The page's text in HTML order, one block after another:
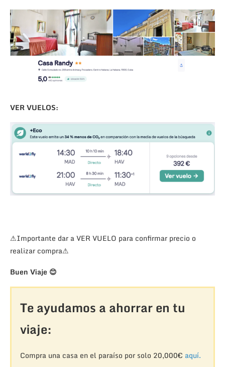
VER VUELOS:
⚠Importante dar a VER VUELO para confirmar precio o
realizar compra⚠
Buen Viaje 😊
Te ayudamos a ahorrar en tu
viaje:
Compra una casa en el paraíso por solo 20,000€ aquí.